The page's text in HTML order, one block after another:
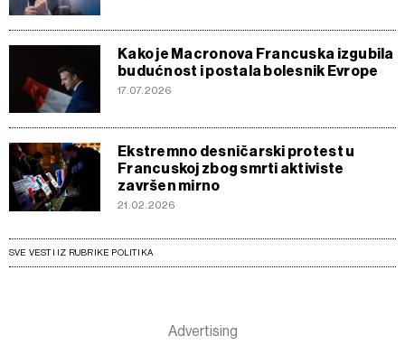
Kako je Macronova Francuska izgubila
budućnost i postala bolesnik Evrope
17.07.2026
Ekstremno desničarski protest u
Francuskoj zbog smrti aktiviste
završen mirno
21.02.2026
SVE VESTI IZ RUBRIKE POLITIKA